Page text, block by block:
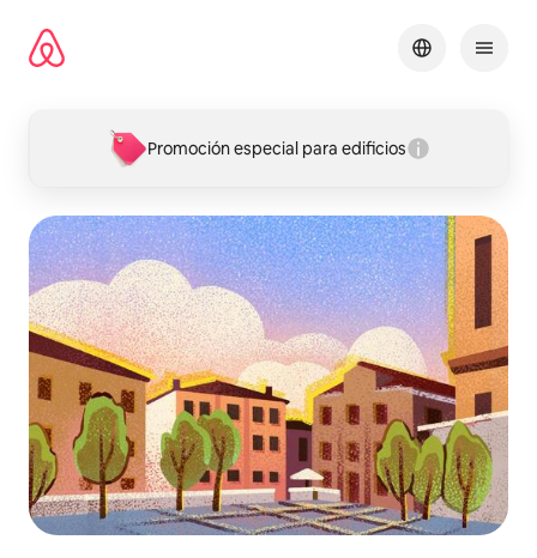
contenido
Promoción especial para edificios